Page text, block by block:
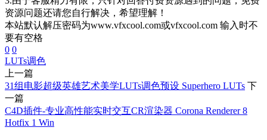
资源问题还请您自行解决，希望理解！
本站默认解压密码为www.vfxcool.com或vfxcool.com 输入时不
要有空格
0 0
LUTs调色
上一篇
31组电影超级英雄艺术美学LUTs调色预设 Superhero LUTs 下
一篇
C4D插件-专业高性能实时交互CR渲染器 Corona Renderer 8
Hotfix 1 Win